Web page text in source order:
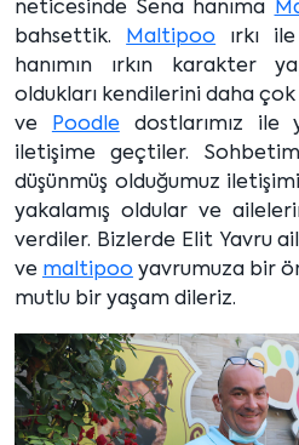
neticesinde Sena hanıma
bahsettik.
Maltipoo ırkı
hanımın ırkın karakter
oldukları kendilerini daha
ve
Poodledostlarımız ile
iletişime geçtiler.
düşünmüş olduğumuz
yakalamış oldular ve
verdiler. Bizlerde Elit Yavru
ve maltipoo yavrumuza bir
mutlu bir yaşam dileriz.